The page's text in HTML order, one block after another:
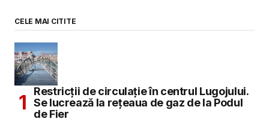
CELE MAI CITITE
Restricții de circulație în centrul Lugojului.
Se lucrează la rețeaua de gaz de la Podul
de Fier